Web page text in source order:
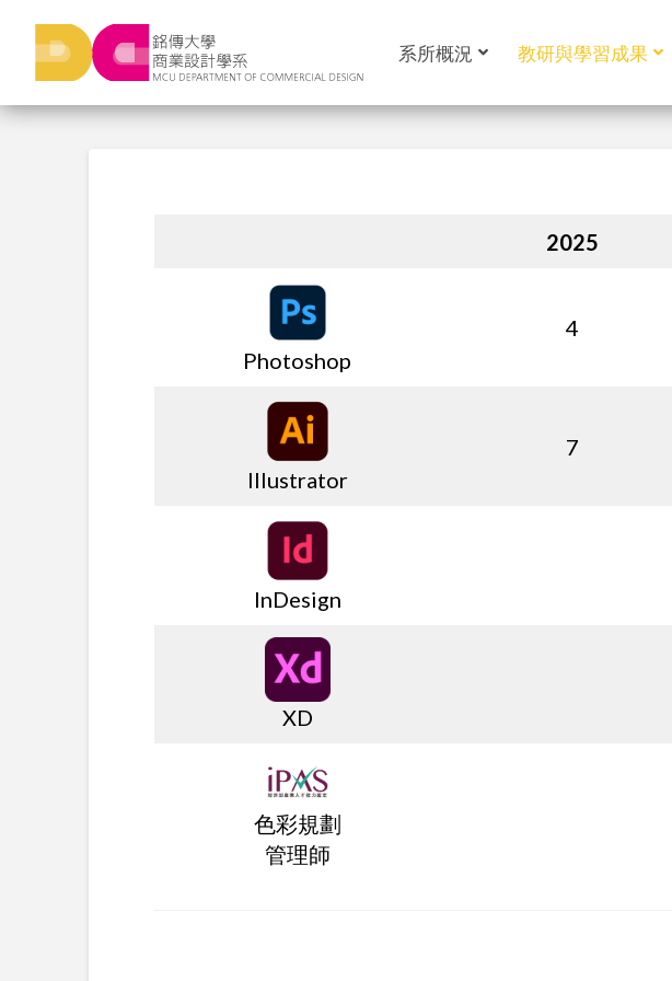
系所概況 教研與學習成果
2025
Photoshop
4
Illustrator
7
InDesign
XD
色彩規劃
管理師